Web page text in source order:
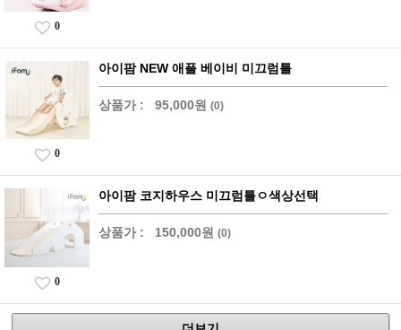
0
아이팜 NEW 애플 베이비 미끄럼틀
상품가 : 95,000원 (0)
0
아이팜 코지하우스 미끄럼틀ㅇ색상선택
상품가 : 150,000원 (0)
0